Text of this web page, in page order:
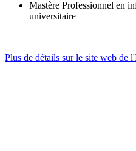
Mastère Professionnel en
universitaire
Plus de détails sur le site web de